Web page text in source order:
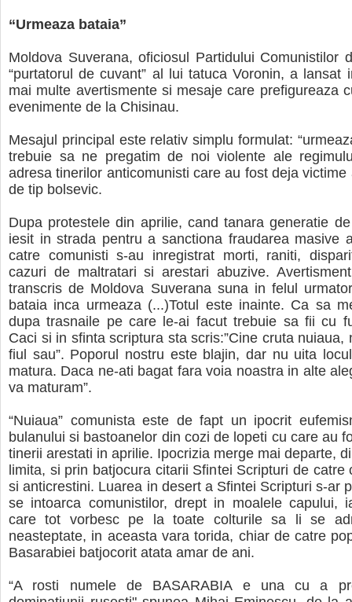
“Urmeaza bataia”
Moldova Suverana, oficiosul Partidului Comunistilor
“purtatorul de cuvant” al lui tatuca Voronin, a lansat
mai multe avertismente si mesaje care prefigureaza
evenimente de la Chisinau.
Mesajul principal este relativ simplu formulat:
trebuie sa ne pregatim de noi violente ale
adresa tinerilor anticomunisti care au fost deja victime
de tip bolsevic.
Dupa protestele din aprilie, cand tanara generatie
iesit in strada pentru a sanctiona fraudarea masive
catre comunisti s-au inregistrat morti, raniti,
cazuri de maltratari si arestari abuzive.
transcris de Moldova Suverana suna in felul
bataia inca urmeaza (...)Totul este inainte. Ca sa
dupa trasnaile pe care le-ai facut trebuie sa fii cu
Caci si in sfinta scriptura sta scris:”Cine cruta nuiaua,
fiul sau”. Poporul nostru este blajin, dar nu uita
matura. Daca ne-ati bagat fara voia noastra in alte
va maturam”.
“Nuiaua” comunista este de fapt un ipocrit
bulanului si bastoanelor din cozi de lopeti cu care au
tinerii arestati in aprilie. Ipocrizia merge mai departe,
limita, si prin batjocura citarii Sfintei Scripturi de catre
si anticrestini. Luarea in desert a Sfintei Scripturi s-ar
se intoarca comunistilor, drept in moalele capului,
care tot vorbesc pe la toate colturile sa li se
neasteptate, in aceasta vara torida, chiar de catre
Basarabiei batjocorit atata amar de ani.
“A rosti numele de BASARABIA e una cu a